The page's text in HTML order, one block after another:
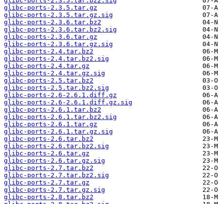
glibc-ports-2.3.5.tar.gz
glibc-ports-2.3.5.tar.gz.sig
glibc-ports-2.3.6.tar.bz2
glibc-ports-2.3.6.tar.bz2.sig
glibc-ports-2.3.6.tar.gz
glibc-ports-2.3.6.tar.gz.sig
glibc-ports-2.4.tar.bz2
glibc-ports-2.4.tar.bz2.sig
glibc-ports-2.4.tar.gz
glibc-ports-2.4.tar.gz.sig
glibc-ports-2.5.tar.bz2
glibc-ports-2.5.tar.bz2.sig
glibc-ports-2.6-2.6.1.diff.gz
glibc-ports-2.6-2.6.1.diff.gz.sig
glibc-ports-2.6.1.tar.bz2
glibc-ports-2.6.1.tar.bz2.sig
glibc-ports-2.6.1.tar.gz
glibc-ports-2.6.1.tar.gz.sig
glibc-ports-2.6.tar.bz2
glibc-ports-2.6.tar.bz2.sig
glibc-ports-2.6.tar.gz
glibc-ports-2.6.tar.gz.sig
glibc-ports-2.7.tar.bz2
glibc-ports-2.7.tar.bz2.sig
glibc-ports-2.7.tar.gz
glibc-ports-2.7.tar.gz.sig
glibc-ports-2.8.tar.bz2